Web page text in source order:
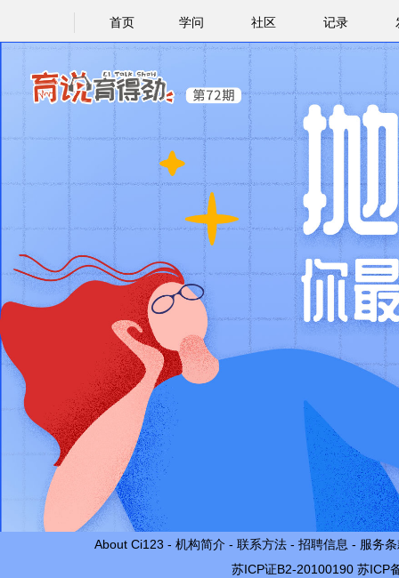
首页 学问 社区 记录
About Ci123 - 机构简介 - 联系方法 - 招聘信息 - 服务
苏ICP证B2-20100190 苏ICP